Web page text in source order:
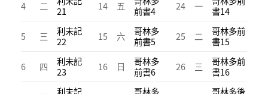
4
二
21
14 五
前書4
24 一
書14
5
三
利未記
22
15 六
哥林多
前書5
25 二
哥林多前
書15
6
四
利未記
23
16 日
哥林多
前書6
26 三
哥林多前
書16